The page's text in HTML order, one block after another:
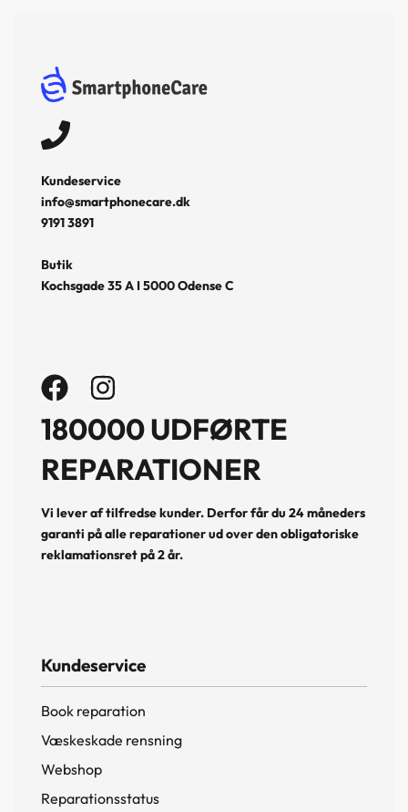
Kundeservice
info@smartphonecare.dk
9191 3891
Butik
Kochsgade 35 A I 5000 Odense C
180000 UDFØRTE
REPARATIONER
Vi lever af tilfredse kunder. Derfor får du 24 måneders
garanti på alle reparationer ud over den obligatoriske
reklamationsret på 2 år.
Kundeservice
Book reparation
Væskeskade rensning
Webshop
Reparationsstatus